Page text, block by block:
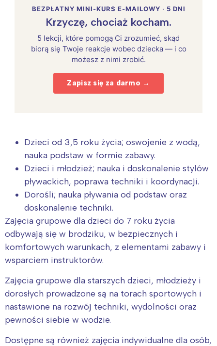
BEZPŁATNY MINI-KURS E-MAILOWY · 5 DNI
Krzyczę, chociaż kocham.
5 lekcji, które pomogą Ci zrozumieć, skąd
biorą się Twoje reakcje wobec dziecka — i co
możesz z nimi zrobić.
Zapisz się za darmo →
Dzieci od 3,5 roku życia; oswojenie z wodą,
nauka podstaw w formie zabawy.
Dzieci i młodzież; nauka i doskonalenie stylów
pływackich, poprawa techniki i koordynacji.
Dorośli; nauka pływania od podstaw oraz
doskonalenie techniki.
Zajęcia grupowe dla dzieci do 7 roku życia
odbywają się w brodziku, w bezpiecznych i
komfortowych warunkach, z elementami zabawy i
wsparciem instruktorów.
Zajęcia grupowe dla starszych dzieci, młodzieży i
dorosłych prowadzone są na torach sportowych i
nastawione na rozwój techniki, wydolności oraz
pewności siebie w wodzie.
Dostępne są również zajęcia indywidualne dla osób,